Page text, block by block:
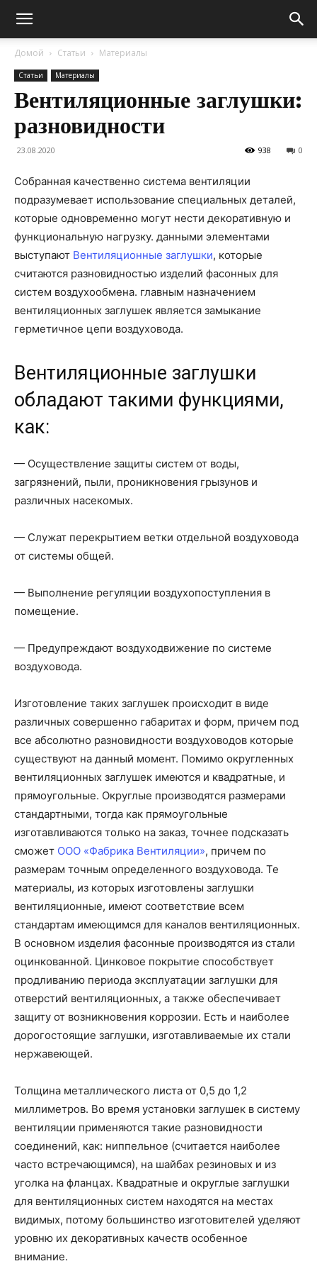
Домой Статьи Материалы
Статьи Материалы
Вентиляционные заглушки:
разновидности
23.08.2020 0
938
Собранная качественно система вентиляции
подразумевает использование специальных деталей,
которые одновременно могут нести декоративную и
функциональную нагрузку. данными элементами
выступают Вентиляционные заглушки, которые
считаются разновидностью изделий фасонных для
систем воздухообмена. главным назначением
вентиляционных заглушек является замыкание
герметичное цепи воздуховода.
Вентиляционные заглушки
обладают такими функциями,
как:
— Осуществление защиты систем от воды,
загрязнений, пыли, проникновения грызунов и
различных насекомых.
— Служат перекрытием ветки отдельной воздуховода
от системы общей.
— Выполнение регуляции воздухопоступления в
помещение.
— Предупреждают воздуходвижение по системе
воздуховода.
Изготовление таких заглушек происходит в виде
различных совершенно габаритах и форм, причем под
все абсолютно разновидности воздуховодов которые
существуют на данный момент. Помимо округленных
вентиляционных заглушек имеются и квадратные, и
прямоугольные. Округлые производятся размерами
стандартными, тогда как прямоугольные
изготавливаются только на заказ, точнее подсказать
сможет ООО «Фабрика Вентиляции», причем по
размерам точным определенного воздуховода. Те
материалы, из которых изготовлены заглушки
вентиляционные, имеют соответствие всем
стандартам имеющимся для каналов вентиляционных.
В основном изделия фасонные производятся из стали
оцинкованной. Цинковое покрытие способствует
продливанию периода эксплуатации заглушки для
отверстий вентиляционных, а также обеспечивает
защиту от возникновения коррозии. Есть и наиболее
дорогостоящие заглушки, изготавливаемые их стали
нержавеющей.
Толщина металлического листа от 0,5 до 1,2
миллиметров. Во время установки заглушек в систему
вентиляции применяются такие разновидности
соединений, как: ниппельное (считается наиболее
часто встречающимся), на шайбах резиновых и из
уголка на фланцах. Квадратные и округлые заглушки
для вентиляционных систем находятся на местах
видимых, потому большинство изготовителей уделяют
уровню их декоративных качеств особенное
внимание.